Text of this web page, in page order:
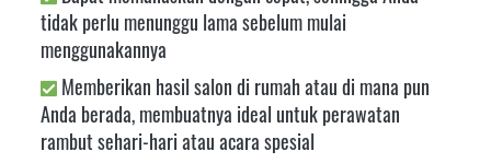
tidak perlu menunggu lama sebelum mulai
menggunakannya
Memberikan hasil salon di rumah atau di mana pun
Anda berada, membuatnya ideal untuk perawatan
rambut sehari-hari atau acara spesial